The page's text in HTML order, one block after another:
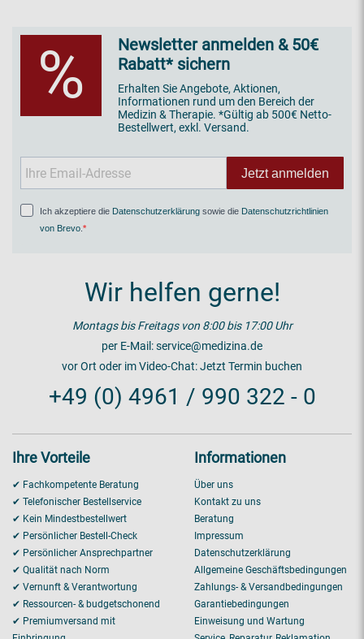
%
Newsletter anmelden & 50€
Rabatt* sichern
Erhalten Sie Angebote, Aktionen,
Informationen rund um den Bereich der
Medizin & Therapie. *Gültig ab 500€ Netto-
Bestellwert, exkl. Versand.
Jetzt anmelden
Ich akzeptiere die Datenschutzerklärung sowie die Datenschutzrichtlinien
von Brevo
Wir helfen gerne!
Montags bis Freitags von 8:00 bis 17:00 Uhr
per E-Mail:service@medizina.de
vor Ort oder im Video-Chat:Jetzt Termin buchen
+49 (0) 4961 / 990 322 - 0
Ihre Vorteile
✔ Fachkompetente Beratung
✔ Telefonischer Bestellservice
✔ Kein Mindestbestellwert
✔ Persönlicher Bestell-Check
✔ Persönlicher Ansprechpartner
✔ Qualität nach Norm
✔ Vernunft & Verantwortung
✔ Ressourcen- & budgetschonend
✔ Premiumversand mit
Informationen
Über uns
Kontakt zu uns
Beratung
Impressum
Datenschutzerklärung
Allgemeine Geschäftsbedingungen
Zahlungs- & Versandbedingungen
Garantiebedingungen
Einweisung und Wartung